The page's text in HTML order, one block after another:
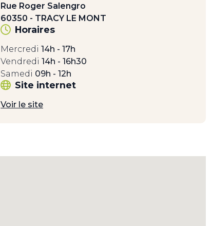
Rue Roger Salengro
60350 - TRACY LE MONT
Horaires
Mercredi 14h - 17h
Vendredi 14h - 16h30
Samedi 09h - 12h
Site internet
Voir le site